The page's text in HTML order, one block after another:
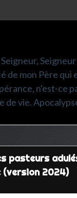
de mon Père
n'est-ce
de vie.
pasteurs
(version 2024)